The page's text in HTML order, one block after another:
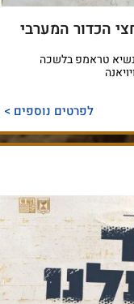
הכדור המערבי
טראמפ בלשכה
לפרטים נוספים >